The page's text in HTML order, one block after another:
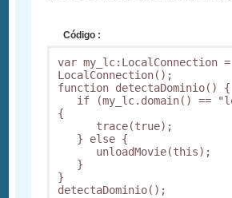
Código :
var my_lc:LocalConnection =
LocalConnection();
function detectaDominio() {
if (my_lc.domain() ==
{
trace(true);
} else {
unloadMovie(this);
}
}
detectaDominio();